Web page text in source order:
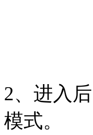
2、进入
模式。